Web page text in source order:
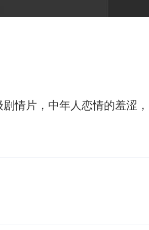
”但要降薪1000元
深山21年活得像野人
”最高温达41.8℃
情片，中年人恋情的羞涩，